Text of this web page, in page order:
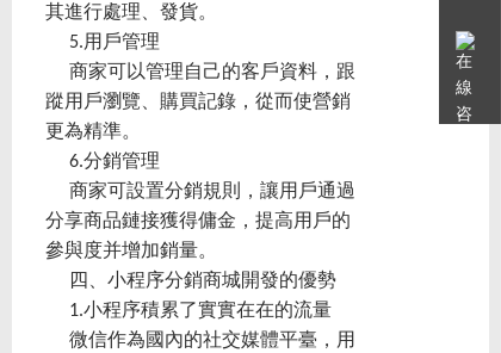
其進行處理、發貨。
5.用戶管理
商家可以管理自己的客戶資料，跟
蹤用戶瀏覽、購買記錄，從而使營銷
更為精準。
6.分銷管理
商家可設置分銷規則，讓用戶通過
分享商品鏈接獲得傭金，提高用戶的
參與度并增加銷量。
四、小程序分銷商城開發的優勢
1.小程序積累了實實在在的流量
微信作為國內的社交媒體平臺，用